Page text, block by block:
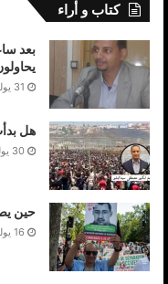
كتاب و أراء
بعد
31 يوليو 2026
هل
30 يوليو 2026
حين
16 يوليو 2026